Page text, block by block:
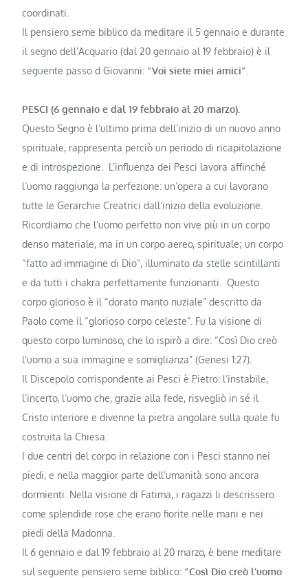
coordinati.
Il pensiero seme biblico da medita­re il 5 gennaio e durante
il segno dell’Acquario (dal 20 gennaio al 19 febbraio) è il
seguente passo d Giovanni: “Voi siete miei amici”.
PESCI (6 gennaio e dal 19 febbraio al 20 marzo).
Questo Segno è l’ultimo prima dell’inizio di un nuovo anno
spirituale, rappresenta perciò un periodo di ricapitolazione
e di intro­spezione. L’influenza dei Pesci lavora affinché
l’uomo raggiunga la perfezione: un’opera a cui lavorano
tutte le Gerarchie Creatrici dall’inizio della evoluzione.
Ricordiamo che l’uomo perfetto non vive più in un corpo
denso materiale, ma in un corpo aereo, spirituale; un corpo
“fatto ad immagine di Dio”, illuminato da stelle scintil­lanti
e da tutti i chakra perfettamente funzionanti. Questo
corpo glorioso è il “dorato manto nuziale” descritto da
Paolo come il “glorioso corpo celeste”. Fu la visione di
questo corpo lumino­so, che lo ispirò a dire: “Così Dio creò
l’uomo a sua immagine e somiglianza” (Genesi 1:27).
Il Discepolo corrisponden­te ai Pesci è Pietro: l’instabile,
l’incerto, l’uomo che, grazie alla fede, risvegliò in sé il
Cristo interiore e di­venne la pietra angolare sulla quale fu
costruita la Chiesa.
I due centri del corpo in relazione con i Pesci stanno nei
piedi, e nella maggior parte dell’uma­nità sono ancora
dormienti. Nella visione di Fati­ma, i ragazzi li descrissero
come splendide ro­se che erano fiorite nelle mani e nei
piedi della Madonna.
Il 6 gennaio e dal 19 febbraio al 20 marzo, è bene meditare
sul seguente pensiero seme bi­blico: “Così Dio creò l’uomo